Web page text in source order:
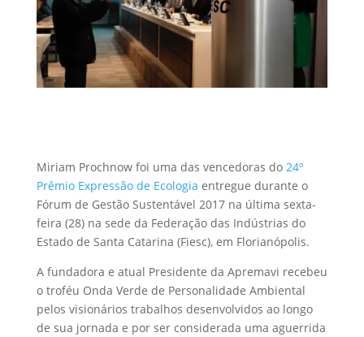
Miriam Prochnow foi uma das vencedoras do 24º
Prêmio Expressão de Ecologia entregue durante o
Fórum de Gestão Sustentável 2017 na última sexta-
feira (28) na sede da Federação das Indústrias do
Estado de Santa Catarina (Fiesc), em Florianópolis.
A fundadora e atual Presidente da Apremavi recebeu
o troféu Onda Verde de Personalidade Ambiental
pelos visionários trabalhos desenvolvidos ao longo
de sua jornada e por ser considerada uma aguerrida